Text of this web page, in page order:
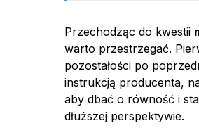
Przechodząc do kwestii
warto przestrzegać.
pozostałości po
instrukcją producenta,
aby dbać o równość i
dłuższej perspektywie.